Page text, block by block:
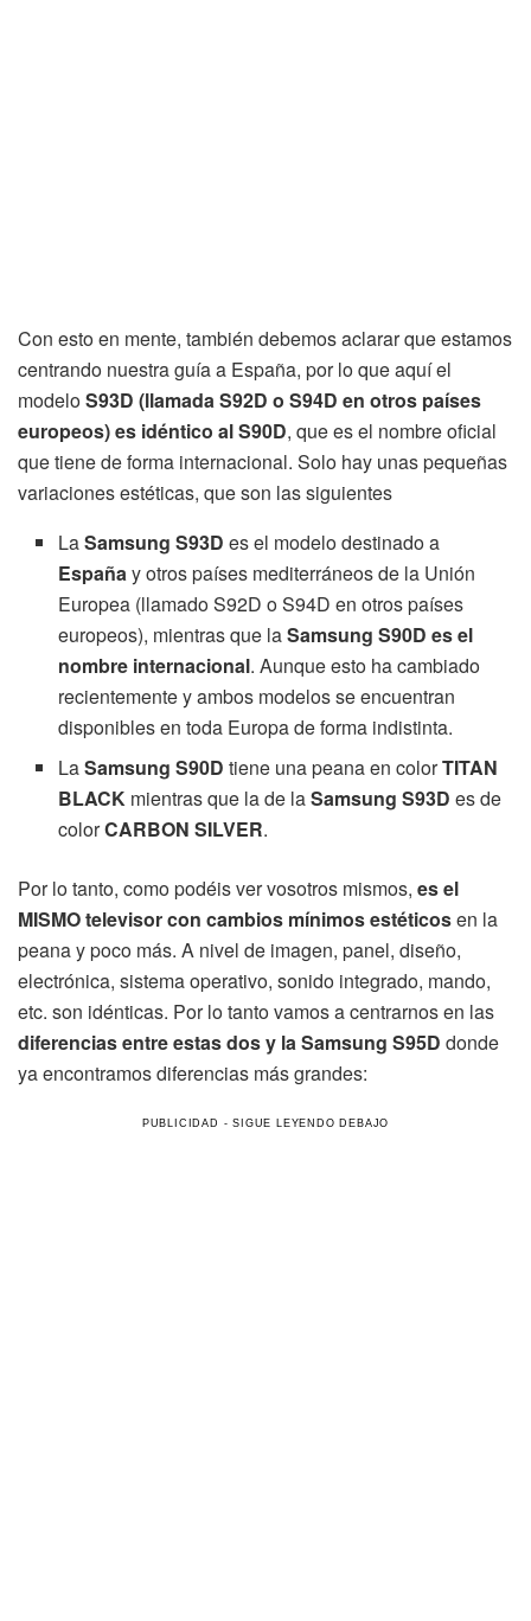
Con esto en mente, también debemos aclarar que estamos
centrando nuestra guía a España, por lo que aquí el
modeloS93D (llamada S92D o S94D en otros países
europeos) es idéntico al S90D, que es el nombre oficial
que tiene de forma internacional. Solo hay unas pequeñas
variaciones estéticas, que son las siguientes
LaSamsung S93D es el modelo destinado a
Españay otros países mediterráneos de la Unión
Europea (llamado S92D o S94D en otros países
europeos), mientras que laSamsung S90D es el
nombre internacional. Aunque esto ha cambiado
recientemente y ambos modelos se encuentran
disponibles en toda Europa de forma indistinta.
LaSamsung S90D tiene una peana en colorTITAN
BLACK mientras que la de laSamsung S93D es de
colorCARBON SILVER.
Por lo tanto, como podéis ver vosotros mismos, es el
MISMO televisor con cambios mínimos estéticosen la
peana y poco más. A nivel de imagen, panel, diseño,
electrónica, sistema operativo, sonido integrado, mando,
etc. son idénticas. Por lo tanto vamos a centrarnos en las
diferencias entre estas dos y la Samsung S95D donde
ya encontramos diferencias más grandes: